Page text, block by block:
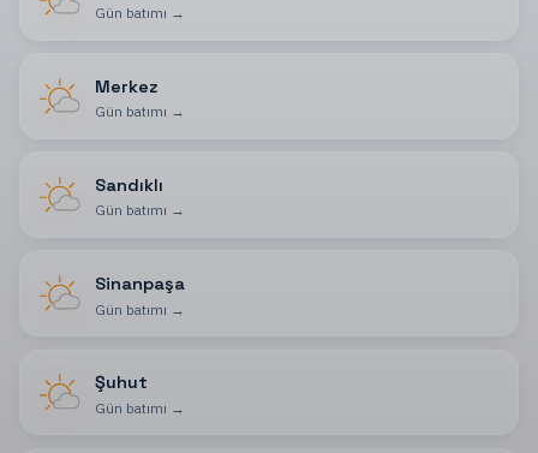
Gün batımı →
Merkez
Gün batımı →
Sandıklı
Gün batımı →
Sinanpaşa
Gün batımı →
Şuhut
Gün batımı →